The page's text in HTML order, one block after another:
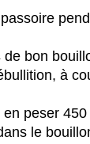
bon
à
peser
le